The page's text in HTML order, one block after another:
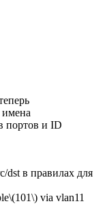
имена
портов и ID
dst в правилах для
via vlan11